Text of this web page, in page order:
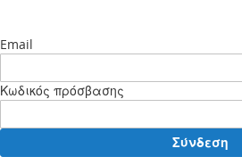
Email
Κωδικός πρόσβασης
Σύνδεση